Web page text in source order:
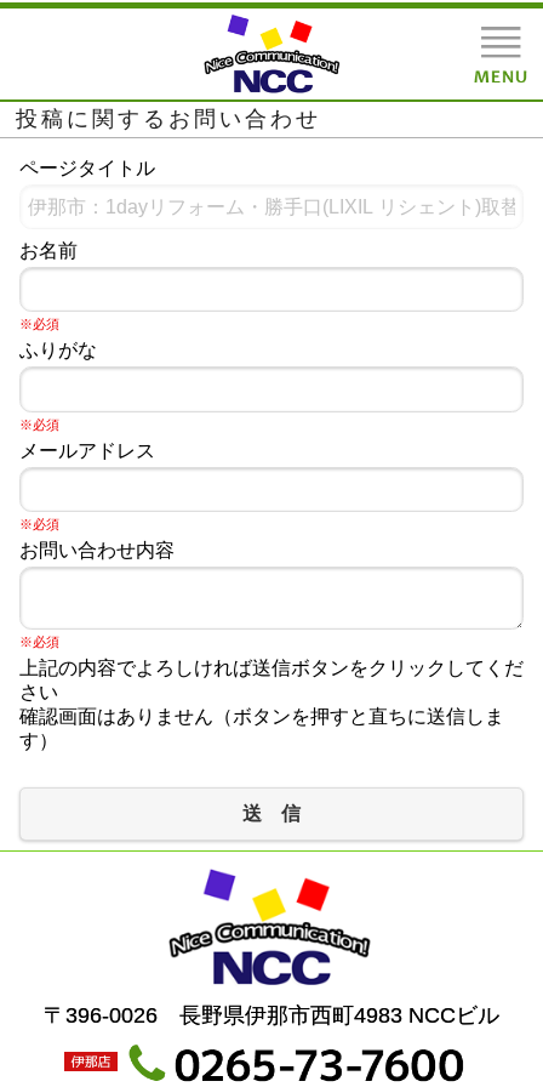
投稿に関するお問い合わせ
ページタイトル
お名前
※必須
ふりがな
※必須
メールアドレス
※必須
お問い合わせ内容
※必須
上記の内容でよろしければ送信ボタンをクリックしてくだ
さい
確認画面はありません（ボタンを押すと直ちに送信しま
す）
送 信
〒396-0026 長野県伊那市西町4983 NCCビル